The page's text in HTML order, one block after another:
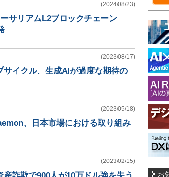
(2024/08/23)
サリアムL2ブロックチェーン
(2023/08/17)
イクル、生成AIが過度な期待の
(2023/05/18)
、日本市場における取り組み
(2023/02/15)
お